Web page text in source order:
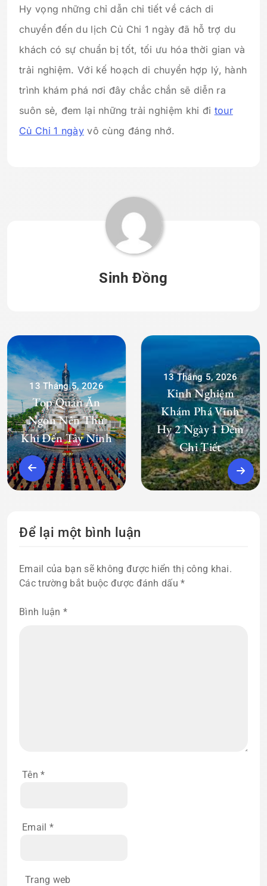
Hy vọng những chỉ dẫn chi tiết về cách di
chuyển đến du lịch Củ Chi 1 ngày đã hỗ trợ du
khách có sự chuẩn bị tốt, tối ưu hóa thời gian và
trải nghiệm. Với kế hoạch di chuyển hợp lý, hành
trình khám phá nơi đây chắc chắn sẽ diễn ra
suôn sẻ, đem lại những trải nghiệm khi đi tour
Củ Chi 1 ngàyvô cùng đáng nhớ.
Sinh Đồng
13 Tháng 5, 2026
Top Quán Ăn
Ngon Nên Thử
Khi Đến Tây Ninh
13 Tháng 5, 2026
Kinh Nghiệm
Khám Phá Vĩnh
Hy 2 Ngày 1 Đêm
Chi Tiết
Để lại một bình luận
Email của bạn sẽ không được hiển thị công khai.
Các trường bắt buộc được đánh dấu*
Bình luận *
Tên*
Email *
Trang web